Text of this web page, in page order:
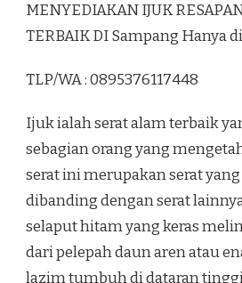
MENYEDIAKAN IJUK
TERBAIK DI Sampang Hanya
TLP/WA : 0895376117448
Ijuk ialah serat alam terbaik
sebagian orang yang
serat ini merupakan serat
dibanding dengan serat
selaput hitam yang keras
dari pelepah daun aren atau
lazim tumbuh di dataran